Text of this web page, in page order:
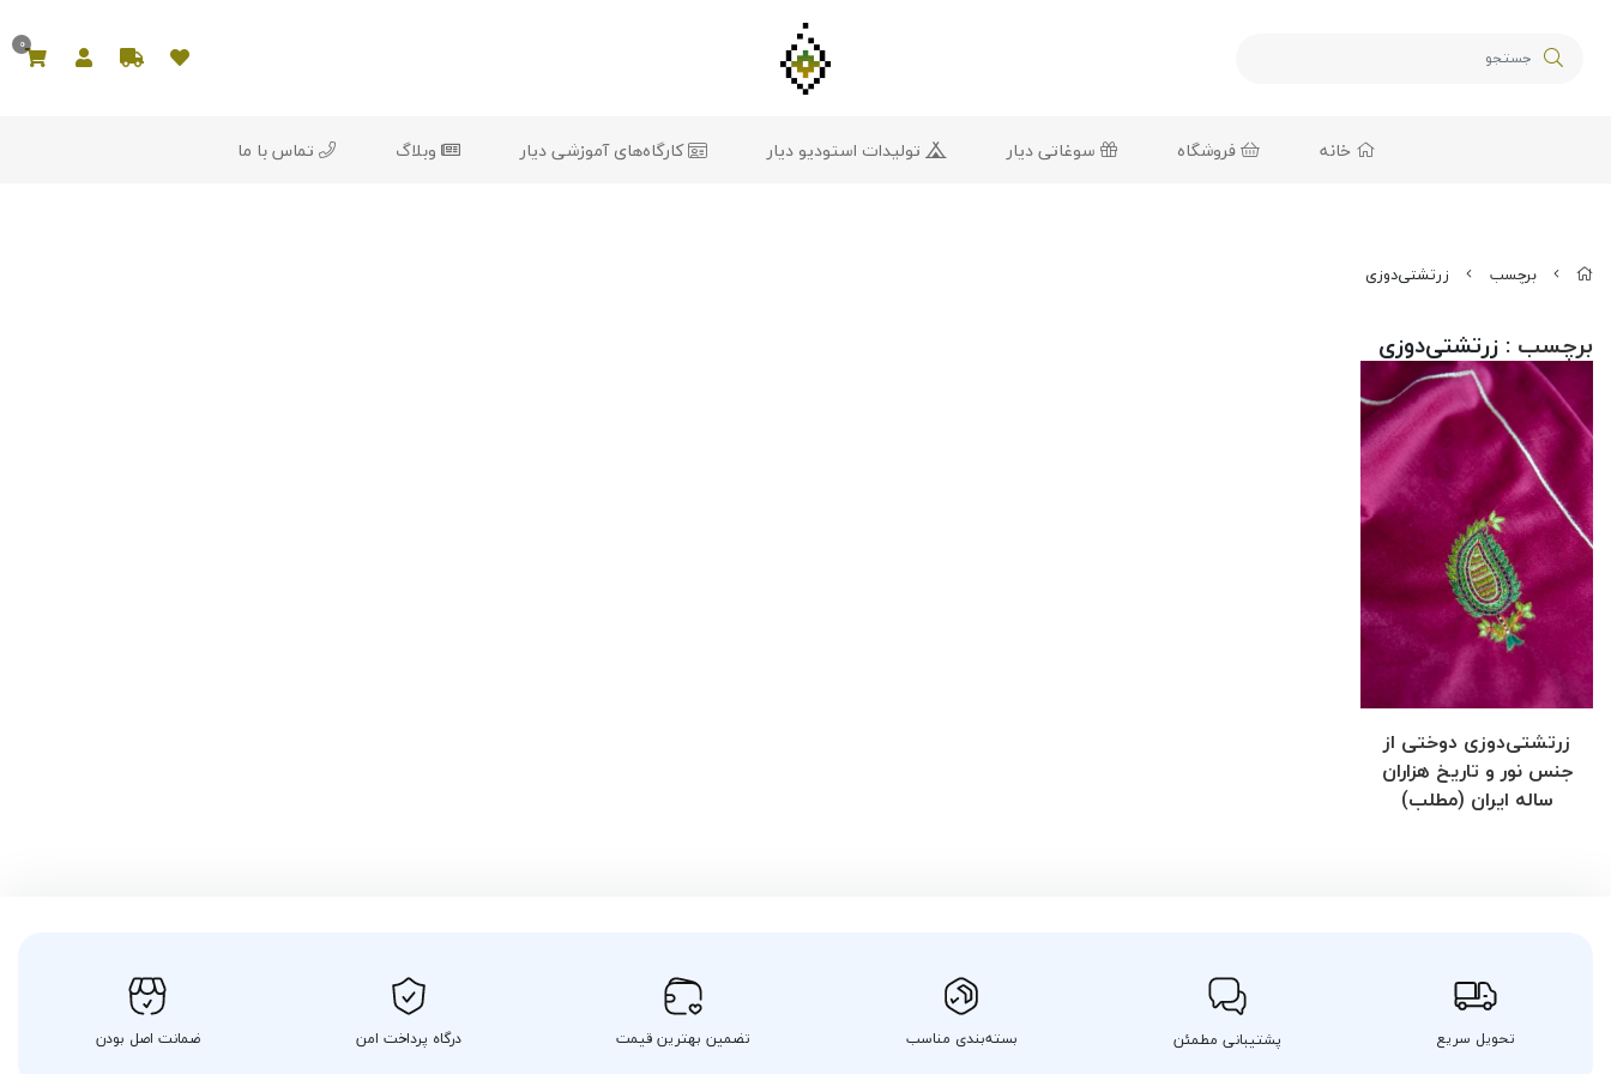
0
خانه فروشگاه سوغاتی دیار تولیدات استودیو دیار کارگاه‌های آموزشی دیار وبلاگ تماس با ما
برچسب زرتشتی‌دوزی
برچسب : زرتشتی‌دوزی
زرتشتی‌دوزی دوختی از
جنس نور و تاریخ هزاران
ساله ایران (مطلب)
تحویل سریع پشتیبانی مطمئن بسته‌بندی مناسب تضمین بهترین قیمت درگاه پرداخت امن ضمانت اصل بودن